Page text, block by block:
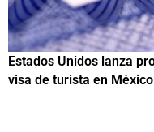
Estados Unidos lanza
visa de turista en